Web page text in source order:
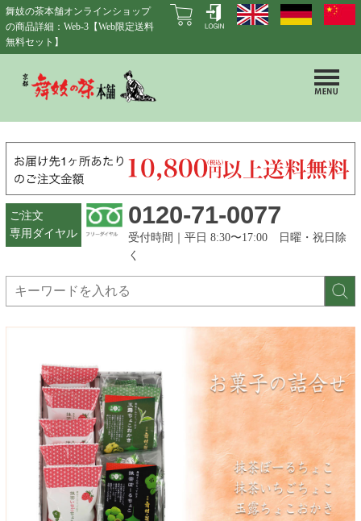
舞妓の茶本舗オンラインショップ
の商品詳細：Web-3【Web限定送料
無料セット】
ご注文
専用ダイヤル
0120-71-0077
受付時間｜平日 8:30〜17:00 日曜・祝日除
く